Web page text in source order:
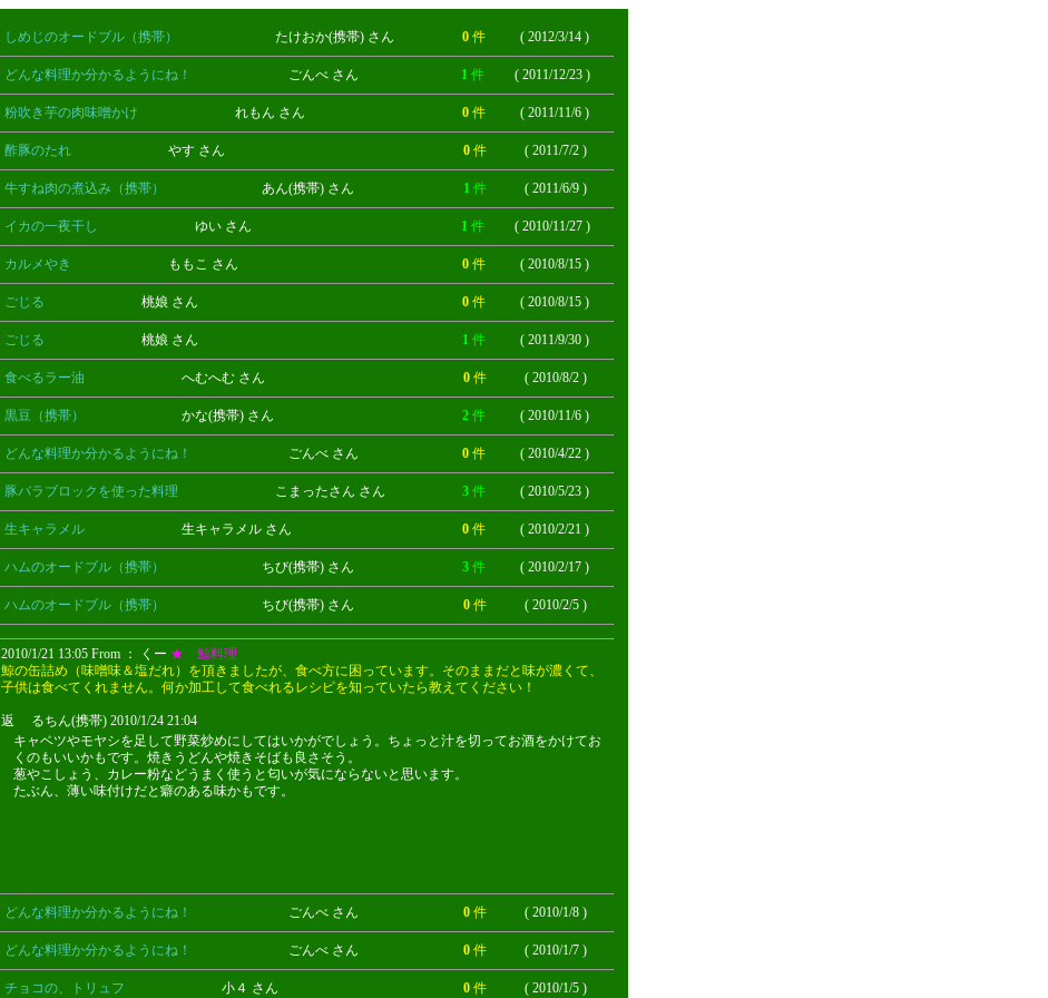
しめじのオードブル（携帯） たけおか(携帯) さん 0 件 ( 2012/3/14 )
どんな料理か分かるようにね！ ごんべ さん 1件 ( 2011/12/23 )
粉吹き芋の肉味噌かけ れもん さん 0 件 ( 2011/11/6 )
酢豚のたれ やす さん 0 件 ( 2011/7/2 )
牛すね肉の煮込み（携帯） あん(携帯) さん 1 件 ( 2011/6/9 )
イカの一夜干し ゆい さん 1件 ( 2010/11/27 )
カルメやき ももこ さん 0 件 ( 2010/8/15 )
ごじる 桃娘 さん 0 件 ( 2010/8/15 )
ごじる 桃娘 さん 1 件 ( 2011/9/30 )
食べるラー油 へむへむ さん 0 件 ( 2010/8/2 )
黒豆（携帯） かな(携帯) さん 2 件 ( 2010/11/6 )
どんな料理か分かるようにね！ ごんべ さん 0 件 ( 2010/4/22 )
豚バラブロックを使った料理 こまったさん さん 3 件 ( 2010/5/23 )
生キャラメル 生キャラメル さん 0 件 ( 2010/2/21 )
ハムのオードブル（携帯） ちび(携帯) さん 3 件 ( 2010/2/17 )
ハムのオードブル（携帯） ちび(携帯) さん 0 件 ( 2010/2/5 )
2010/1/21 13:05 From ： くー ★ 鯨料理
鯨の缶詰め（味噌味＆塩だれ）を頂きましたが、食べ方に困っています。そのままだと味が濃くて、
子供は食べてくれません。何か加工して食べれるレシピを知っていたら教えてください！
返 るちん(携帯) 2010/1/24 21:04
キャベツやモヤシを足して野菜炒めにしてはいかがでしょう。ちょっと汁を切ってお酒をかけてお
くのもいいかもです。焼きうどんや焼きそばも良さそう。
葱やこしょう、カレー粉などうまく使うと匂いが気にならないと思います。
たぶん、薄い味付けだと癖のある味かもです。
どんな料理か分かるようにね！ ごんべ さん 0 件 ( 2010/1/8 )
どんな料理か分かるようにね！ ごんべ さん 0 件 ( 2010/1/7 )
チョコの、トリュフ 小４ さん 0 件 ( 2010/1/5 )